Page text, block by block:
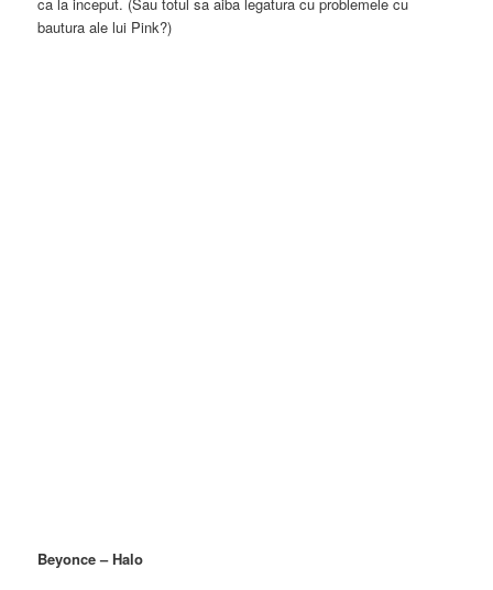
bautura ale lui Pink?)
Beyonce – Halo